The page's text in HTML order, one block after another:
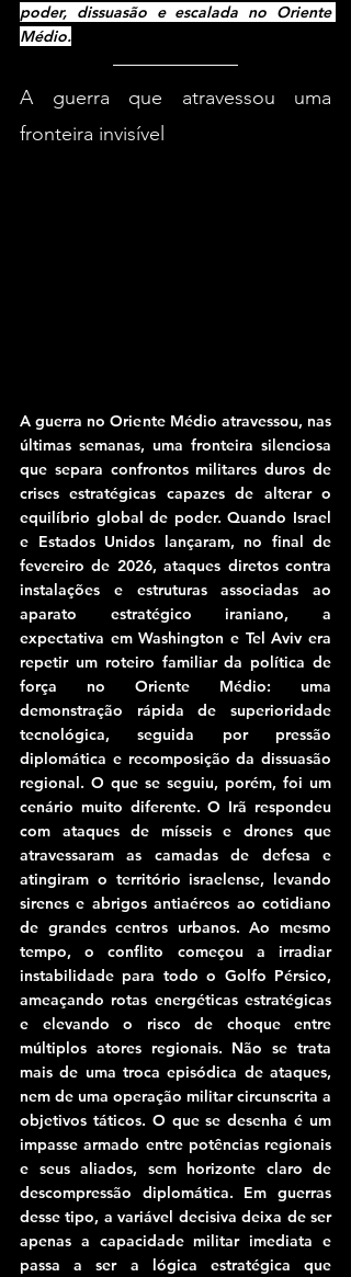
poder, dissuasão e escalada no Oriente
Médio.
A guerra que atravessou uma
fronteira invisível
A guerra no Oriente Médio atravessou, nas
últimas semanas, uma fronteira silenciosa
que separa confrontos militares duros de
crises estratégicas capazes de alterar o
equilíbrio global de poder. Quando Israel
e Estados Unidos lançaram, no final de
fevereiro de 2026, ataques diretos contra
instalações e estruturas associadas ao
aparato estratégico iraniano, a
expectativa em Washington e Tel Aviv era
repetir um roteiro familiar da política de
força no Oriente Médio: uma
demonstração rápida de superioridade
tecnológica, seguida por pressão
diplomática e recomposição da dissuasão
regional. O que se seguiu, porém, foi um
cenário muito diferente. O Irã respondeu
com ataques de mísseis e drones que
atravessaram as camadas de defesa e
atingiram o território israelense, levando
sirenes e abrigos antiaéreos ao cotidiano
de grandes centros urbanos. Ao mesmo
tempo, o conflito começou a irradiar
instabilidade para todo o Golfo Pérsico,
ameaçando rotas energéticas estratégicas
e elevando o risco de choque entre
múltiplos atores regionais. Não se trata
mais de uma troca episódica de ataques,
nem de uma operação militar circunscrita a
objetivos táticos. O que se desenha é um
impasse armado entre potências regionais
e seus aliados, sem horizonte claro de
descompressão diplomática. Em guerras
desse tipo, a variável decisiva deixa de ser
apenas a capacidade militar imediata e
passa a ser a lógica estratégica que